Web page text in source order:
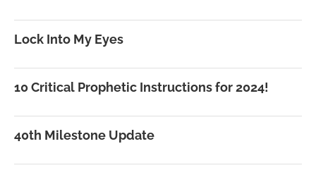
Lock Into My Eyes
10 Critical Prophetic Instructions for 2024!
40th Milestone Update